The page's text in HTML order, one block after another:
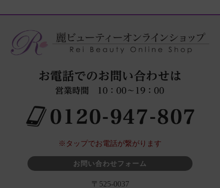
※タップでお電話が繋がります
お問い合わせフォーム
〒525-0037